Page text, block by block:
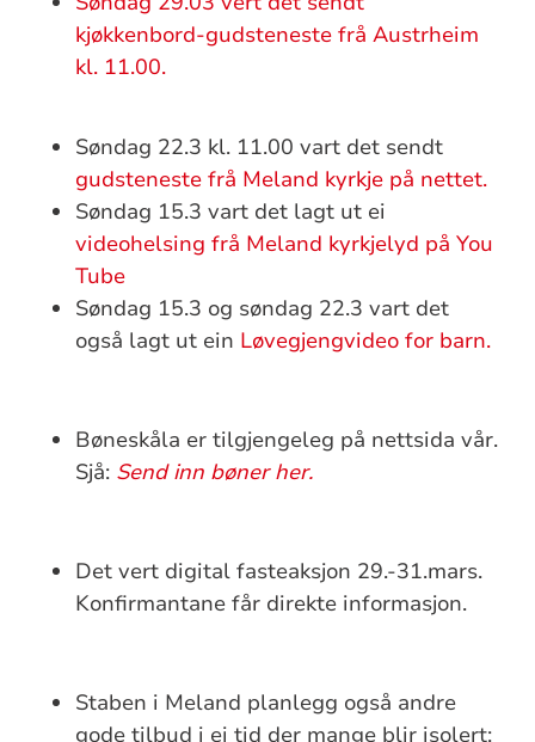
kjøkkenbord-gudsteneste frå Austrheim
kl. 11.00.
Søndag 22.3 kl. 11.00 vart det sendt
gudsteneste frå Meland kyrkje på nettet.
Søndag 15.3 vart det lagt ut ei
videohelsing frå Meland kyrkjelyd på You
Tube
Søndag 15.3 og søndag 22.3 vart det
også lagt ut ein Løvegjengvideo for barn.
Bøneskåla er tilgjengeleg på nettsida vår.
Sjå: Send inn bøner her.
Det vert digital fasteaksjon 29.-31.mars.
Konfirmantane får direkte informasjon.
Staben i Meland planlegg også andre
gode tilbud i ei tid der mange blir isolert: